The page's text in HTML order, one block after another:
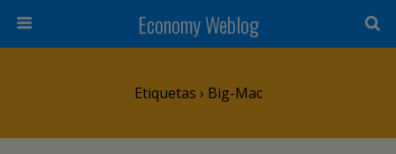
Economy Weblog
Etiquetas › Big-Mac